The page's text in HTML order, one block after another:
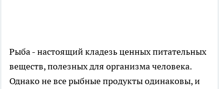
Рыба - настоящий кладезь ценных питательных
веществ, полезных для организма человека.
Однако не все рыбные продукты одинаковы, и